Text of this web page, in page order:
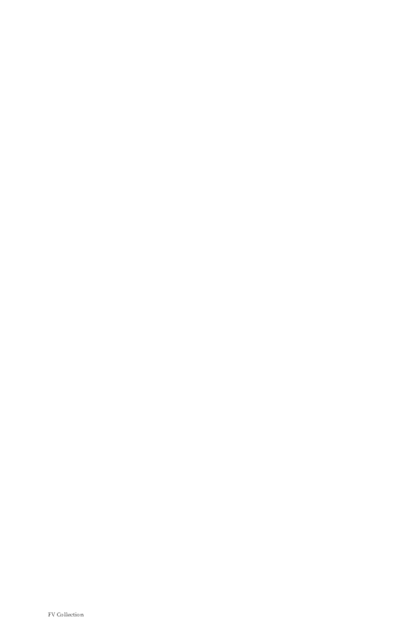
FV Collection